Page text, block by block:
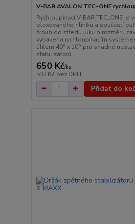
V-BAR AVALON TEC-ONE
Rychloupínací V-BAR TEC_ONE je
eloxovaného hliníku a součástí
šroub do středu luku o rozměru
vybavena rychloupínacím
úhlem 40° x 10° pro snadné
stabilizátorů.
650 Kč/ks
537 Kč bez DPH
Přidat do